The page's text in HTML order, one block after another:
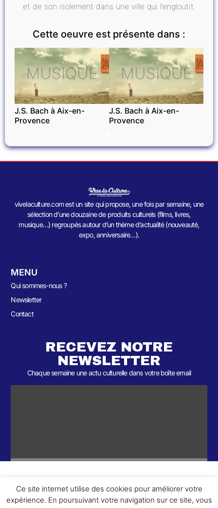
et de son isolement dans une ville qui l’engloutit.
Cette oeuvre est présente dans :
MUSIQUE
J.S. Bach à Aix-en-
Provence
MUSIQUE
J.S. Bach à Aix-en-
Provence
vivelaculture.com est un site qui propose, une fois par semaine, une
sélection d’une douzaine de produits culturels (films, livres,
musique…) regroupés autour d’un thème d’actualité (nouveauté,
expo, anniversaire…).
MENU
Qui sommes-nous ?
Newsletter
Contact
RECEVEZ NOTRE
NEWSLETTER
Chaque semaine une actu culturelle dans votre boîte email
© 2026- Une collaboration 2 ème Round et Yellowpoly. Tous droits
Ce site internet utilise des cookies pour améliorer votre
expérience. En poursuivant votre navigation sur ce site, vous